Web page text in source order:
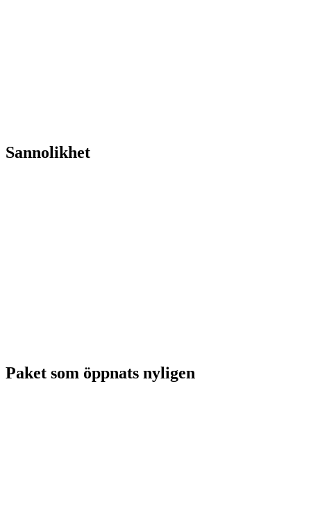
Sannolikhet
Paket som öppnats nyligen